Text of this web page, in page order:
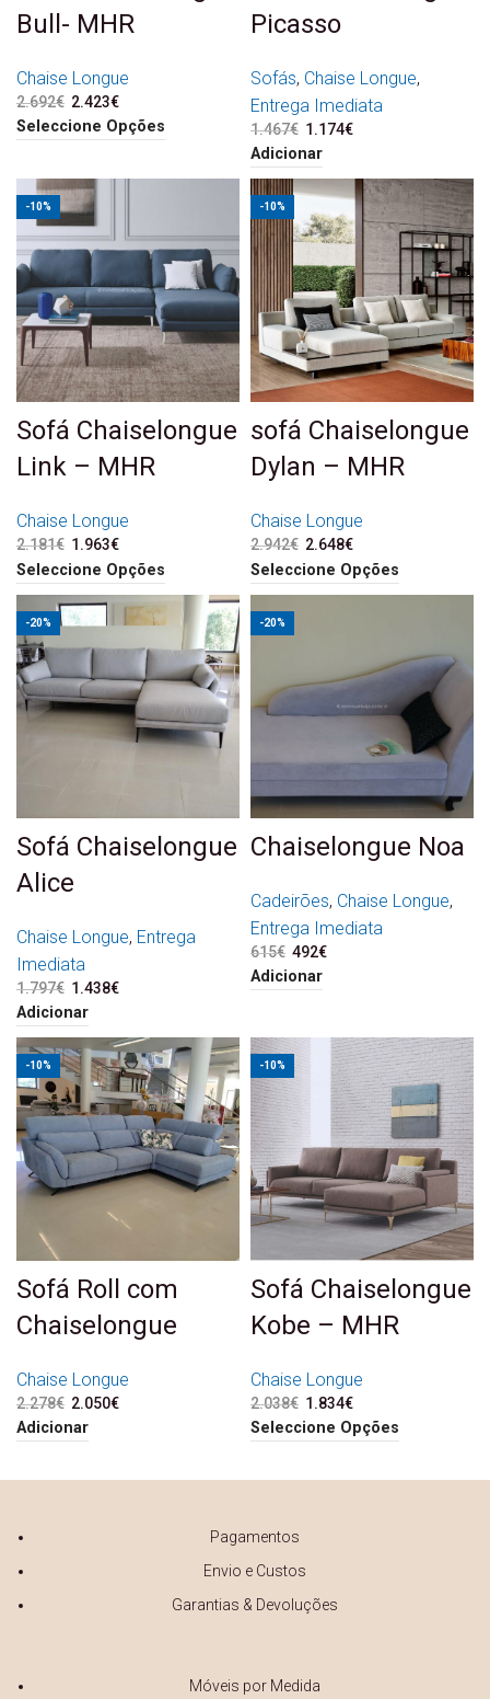
Bull- MHR
Chaise Longue
2.692€ O preço original era:
2.692€.
2.423€
2.423€.
Seleccione Opções
Picasso
Sofás, Chaise Longue,
Entrega Imediata
1.467€ O preço original era:
1.467€.
1.174€
Adicionar
-10%
Sofá Chaiselongue
Link – MHR
Chaise Longue
2.181€ O preço original era:
2.181€.
1.963€
1.963€.
Seleccione Opções
-10%
sofá Chaiselongue
Dylan – MHR
Chaise Longue
2.942€ O preço original era:
2.942€.
2.648€
2.648€.
Seleccione Opções
-20%
Sofá Chaiselongue
Alice
Chaise Longue, Entrega
Imediata
1.797€ O preço original era:
1.797€.
1.438€
Adicionar
-20%
Chaiselongue Noa
Cadeirões, Chaise Longue,
Entrega Imediata
615€ O preço original era:
615€.
492€
Adicionar
-10%
Sofá Roll com
Chaiselongue
Chaise Longue
2.278€ O preço original era:
2.278€.
2.050€
Adicionar
-10%
Sofá Chaiselongue
Kobe – MHR
Chaise Longue
2.038€ O preço original era:
2.038€.
1.834€
1.834€.
Seleccione Opções
Pagamentos
Envio e Custos
Garantias & Devoluções
Móveis por Medida